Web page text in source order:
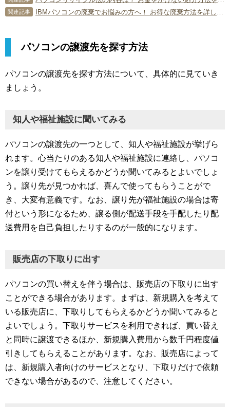
関連記事
パソコンの譲渡先を探す方法
パソコンの譲渡先を探す方法について、具体的に見ていき
ましょう。
知人や福祉施設に聞いてみる
パソコンの譲渡先の一つとして、知人や福祉施設が挙げら
れます。心当たりのある知人や福祉施設に連絡し、パソコ
ンを譲り受けてもらえるかどうか聞いてみるとよいでしょ
う。譲り先が見つかれば、喜んで使ってもらうことがで
き、大変有意義です。なお、譲り先が福祉施設の場合は寄
付という形になるため、譲る側が配送手段を手配したり配
送費用を自己負担したりするのが一般的になります。
販売店の下取りに出す
パソコンの買い替えを伴う場合は、販売店の下取りに出す
ことができる場合があります。まずは、新規購入を考えて
いる販売店に、下取りしてもらえるかどうか聞いてみると
よいでしょう。下取りサービスを利用できれば、買い替え
と同時に譲渡できるほか、新規購入費用から数千円程度値
引きしてもらえることがあります。なお、販売店によって
は、新規購入者向けのサービスとなり、下取りだけで依頼
できない場合があるので、注意してください。